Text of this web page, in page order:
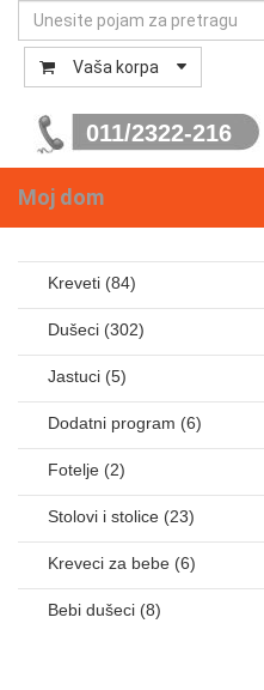
Vaša korpa
011/2322-216
Moj dom
Kreveti (84)
Dušeci (302)
Jastuci (5)
Dodatni program (6)
Fotelje (2)
Stolovi i stolice (23)
Kreveci za bebe (6)
Bebi dušeci (8)